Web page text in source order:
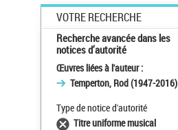
VOTRE RECHERCHE
Recherche avancée dans les
notices d’autorité
Œuvres liées à l'auteur :
Temperton, Rod (1947-2016)
Type de notice d'autorité
Titre uniforme musical